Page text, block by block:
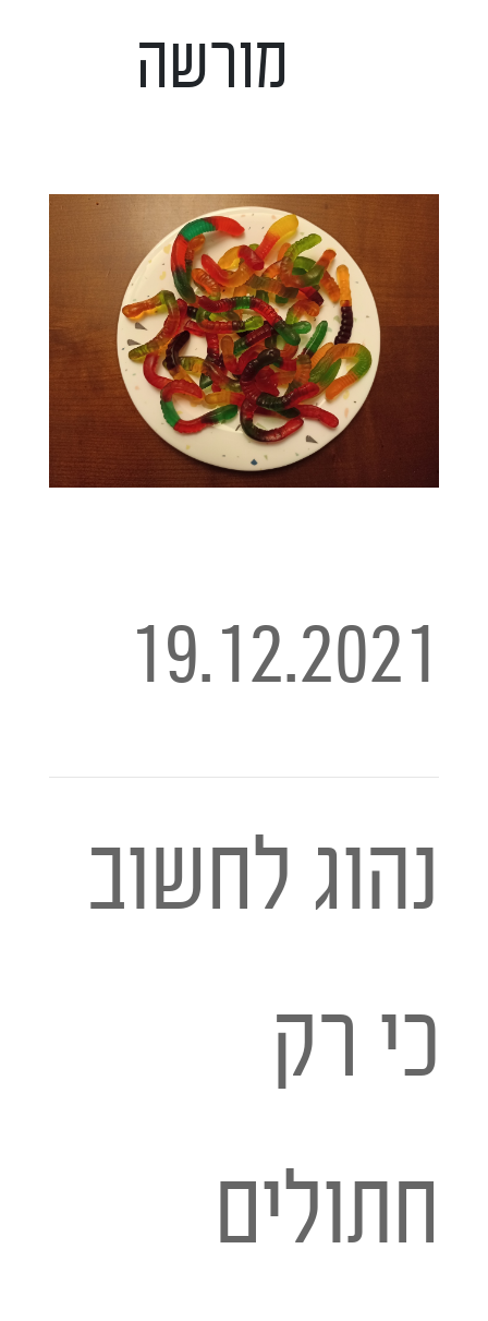
מורשה
19.12.2021
נהוג לחשוב
כי רק
חתולים